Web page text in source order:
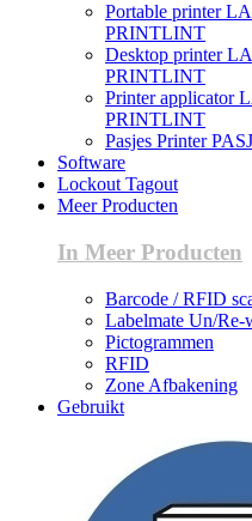
Portable printer
PRINTLINT
Desktop printer
PRINTLINT
Printer applicator
PRINTLINT
Pasjes Printer
Software
Lockout Tagout
Meer Producten
In Meer Producten
Barcode / RFID
Labelmate Un/Re-
Pictogrammen
RFID
Zone Afbakening
Gebruikt